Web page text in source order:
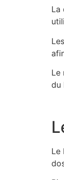
La
Le
du
Le